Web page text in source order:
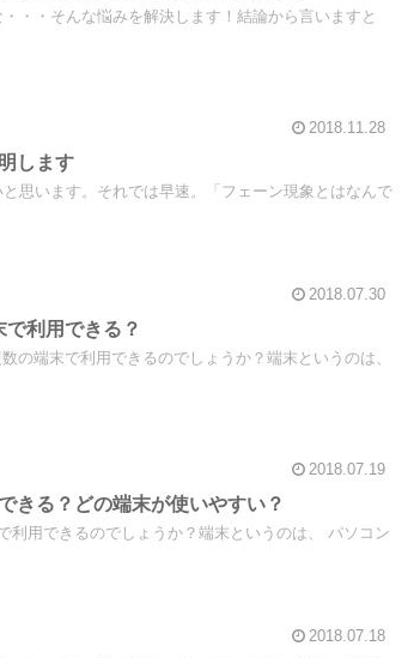
・・そんな悩みを解決します！結論から言いますと
2018.11.28
します
思います。それでは早速。「フェーン現象とはなんで
2018.07.30
利用できる？
の端末で利用できるのでしょうか？端末というのは、
2018.07.19
きる？どの端末が使いやすい？
利用できるのでしょうか？端末というのは、 パソコン
2018.07.18